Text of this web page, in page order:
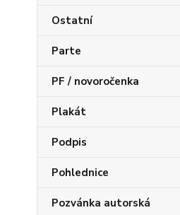
Ostatní
Parte
PF / novoročenka
Plakát
Podpis
Pohlednice
Pozvánka autorská